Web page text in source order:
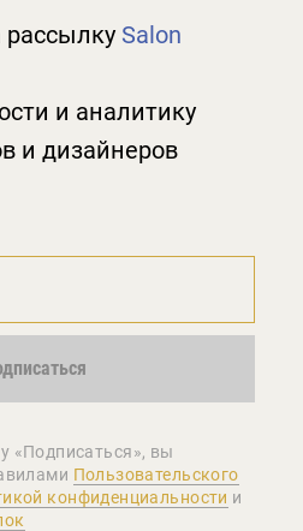
Salon
и аналитику
и дизайнеров
«Подписаться», вы
Пользовательского
конфиденциальности и